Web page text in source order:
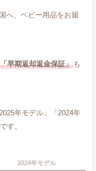
へ、ベビー用品をお届
早期返却返金保証」 も
年モデル」「2024年
す。
2024年モデル